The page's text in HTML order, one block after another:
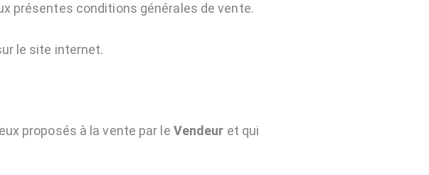
présentes conditions générales de vente.
le site internet.
proposés à la vente par le Vendeur et qui